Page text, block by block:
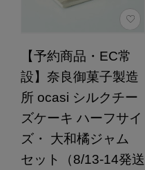
【予約商品・EC常
設】奈良御菓子製造
所 ocasi シルクチー
ズケーキ ハーフサイ
ズ・ 大和橘ジャム
セット（8/13-14発送